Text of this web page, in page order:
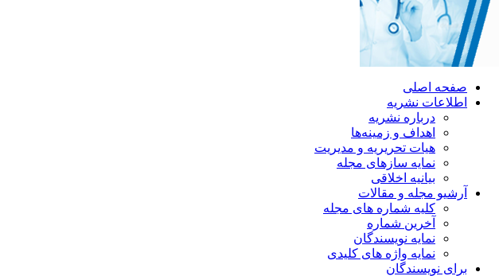
صفحه اصلی
اطلاعات نشریه
درباره نشریه
اهداف و زمینه‌ها
هیات تحریریه و مدیریت
نمایه سازهای مجله
بیانیه اخلاقی
آرشیو مجله و مقالات
کلیه شماره های مجله
آخرین شماره
نمایه نویسندگان
نمایه واژه های کلیدی
برای نویسندگان